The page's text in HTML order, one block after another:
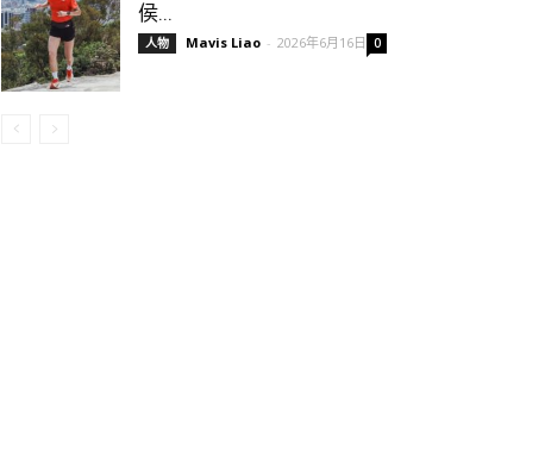
侯...
人物 Mavis Liao - 2026年6月16日 0